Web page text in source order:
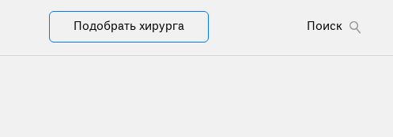
Подобрать хирурга Поиск